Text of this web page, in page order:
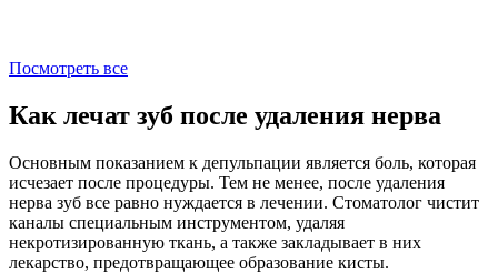
Посмотреть все
Как лечат зуб после удаления нерва
Основным показанием к депульпации является боль, которая
исчезает после процедуры. Тем не менее, после удаления
нерва зуб все равно нуждается в лечении. Стоматолог чистит
каналы специальным инструментом, удаляя
некротизированную ткань, а также закладывает в них
лекарство, предотвращающее образование кисты.